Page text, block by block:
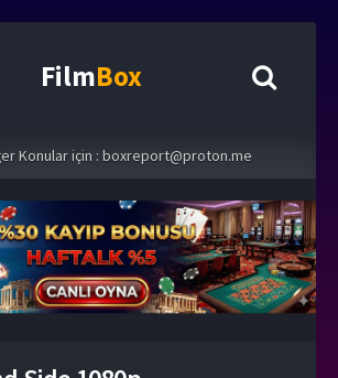
FilmBox
Konular için : boxreport@proton.me